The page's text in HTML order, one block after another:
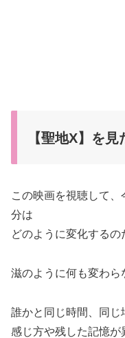
【聖地X】を見
この映画を視聴して
分は
どのように変化するの
滋のように何も変わら
誰かと同じ時間、同じ
感じ方や残した記憶が